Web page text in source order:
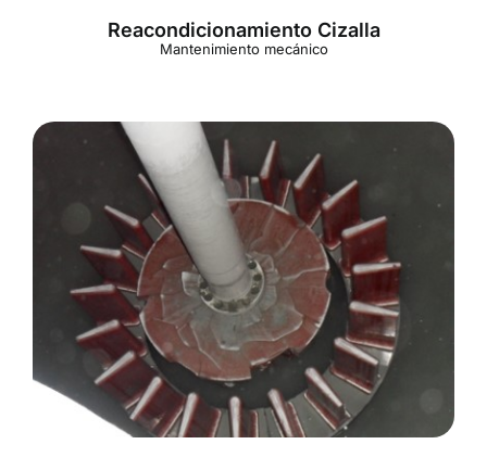
Reacondicionamiento Cizalla
Mantenimiento mecánico